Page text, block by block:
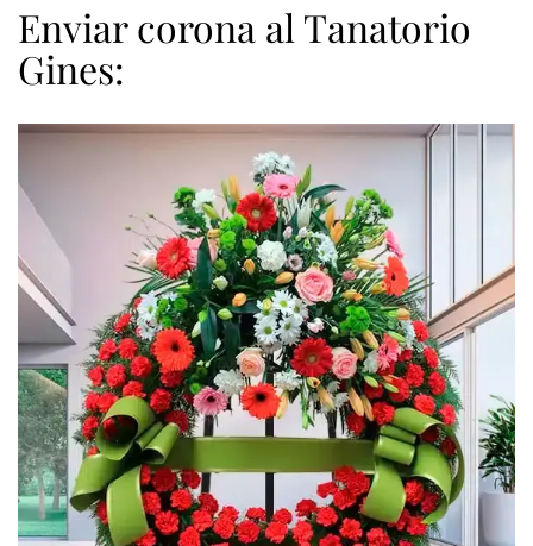
Enviar corona al Tanatorio
Gines: